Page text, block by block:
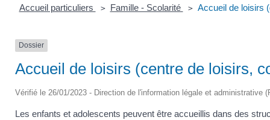
Accueil particuliers > Famille - Scolarité > Accueil de loisirs
Dossier
Accueil de loisirs (centre de loisirs,
Vérifié le 26/01/2023 - Direction de l'information légale et administrative
Les enfants et adolescents peuvent être accueillis dans des